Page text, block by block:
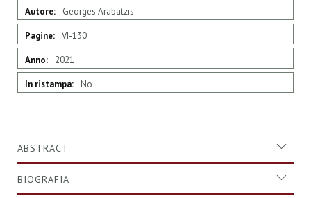
Georges Arabatzis
VI-130
2021
No
ABSTRACT
BIOGRAFIA